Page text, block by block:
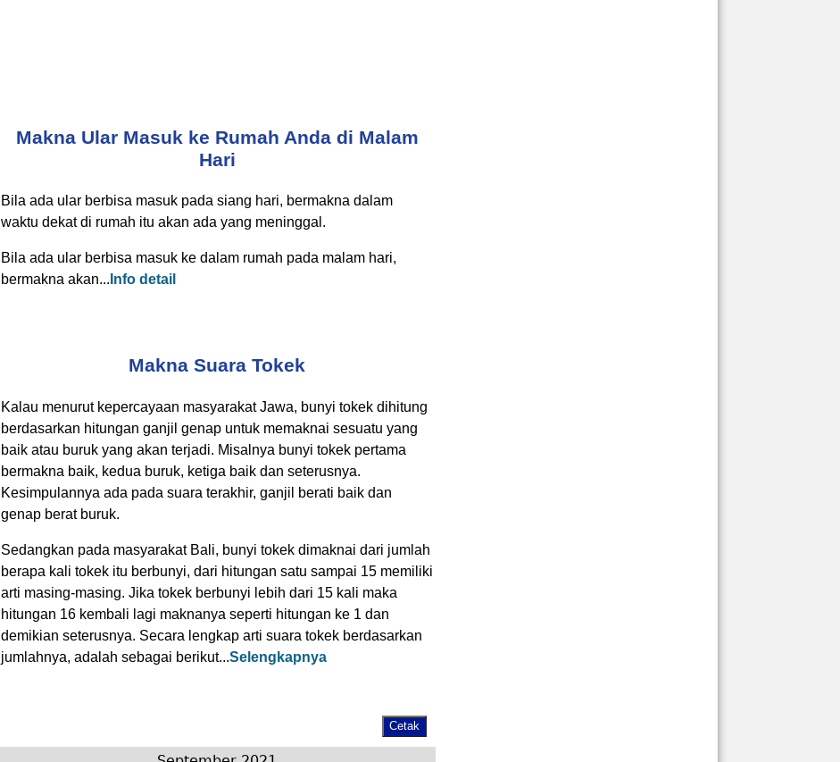
Makna Ular Masuk ke Rumah Anda di Malam
Hari
Bila ada ular berbisa masuk pada siang hari, bermakna dalam
waktu dekat di rumah itu akan ada yang meninggal.
Bila ada ular berbisa masuk ke dalam rumah pada malam hari,
bermakna akan... Info detail
Makna Suara Tokek
Kalau menurut kepercayaan masyarakat Jawa, bunyi tokek dihitung
berdasarkan hitungan ganjil genap untuk memaknai sesuatu yang
baik atau buruk yang akan terjadi. Misalnya bunyi tokek pertama
bermakna baik, kedua buruk, ketiga baik dan seterusnya.
Kesimpulannya ada pada suara terakhir, ganjil berati baik dan
genap berat buruk.
Sedangkan pada masyarakat Bali, bunyi tokek dimaknai dari jumlah
berapa kali tokek itu berbunyi, dari hitungan satu sampai 15 memiliki
arti masing-masing. Jika tokek berbunyi lebih dari 15 kali maka
hitungan 16 kembali lagi maknanya seperti hitungan ke 1 dan
demikian seterusnya. Secara lengkap arti suara tokek berdasarkan
jumlahnya, adalah sebagai berikut...Selengkapnya